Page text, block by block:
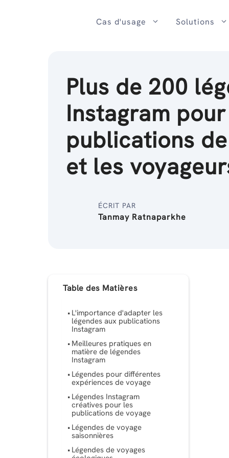
Cas d'usage Solutions
Plus de 200
Instagram
publications
et les
ÉCRIT PAR
Tanmay Ratnaparkhe
Table des Matières
L'importance d'adapter les
légendes aux publications
Instagram
Meilleures pratiques en
matière de légendes
Instagram
Légendes pour différentes
expériences de voyage
Légendes Instagram
créatives pour les
publications de voyage
Légendes de voyage
saisonnières
Légendes de voyages